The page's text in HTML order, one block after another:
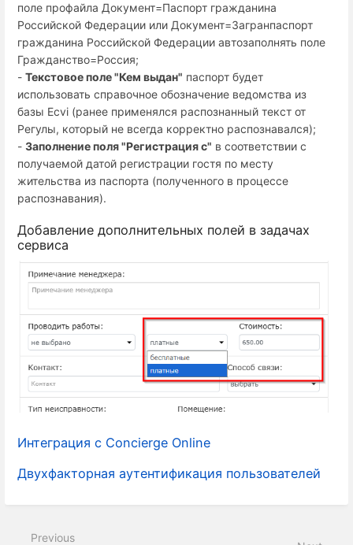
поле профайла Документ=Паспорт гражданина
Российской Федерации или Документ=Загранпаспорт
гражданина Российской Федерации автозаполнять поле
Гражданство=Россия;
- Текстовое поле "Кем выдан" паспорт будет
использовать справочное обозначение ведомства из
базы Ecvi (ранее применялся распознанный текст от
Регулы, который не всегда корректно распознавался);
- Заполнение поля "Регистрация с" в соответствии с
получаемой датой регистрации гостя по месту
жительства из паспорта (полученного в процессе
распознавания).
Добавление дополнительных полей в задачах
сервиса
Интеграция с Concierge Online
Двухфакторная аутентификация пользователей
Previous